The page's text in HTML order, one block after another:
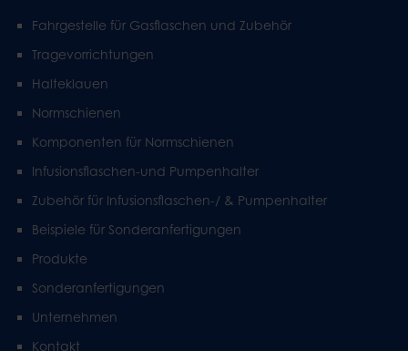
Fahrgestelle für Gasflaschen und Zubehör
Tragevorrichtungen
Halteklauen
Normschienen
Komponenten für Normschienen
Infusionsflaschen-und Pumpenhalter
Zubehör für Infusionsflaschen-/ & Pumpenhalter
Beispiele für Sonderanfertigungen
Produkte
Sonderanfertigungen
Unternehmen
Kontakt